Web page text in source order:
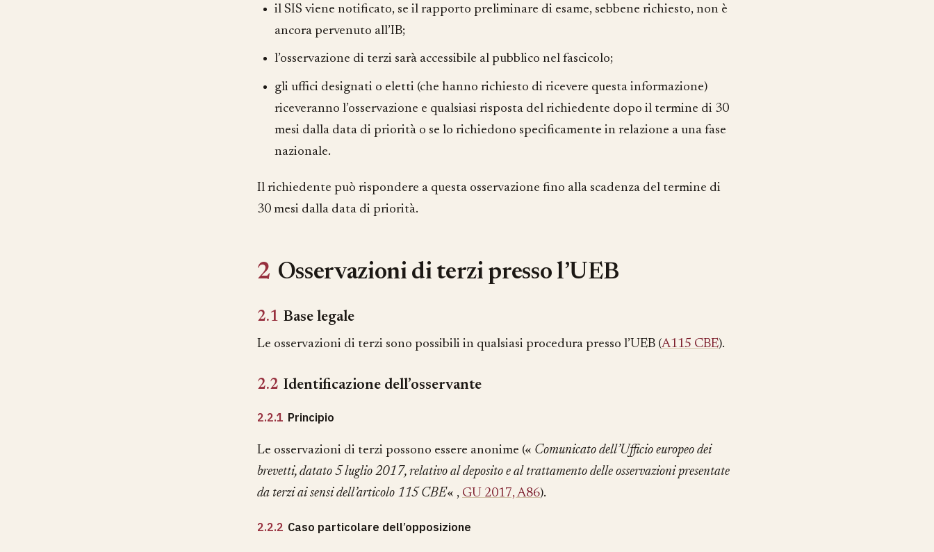
il SIS viene notificato, se il rapporto preliminare di esame, sebbene richiesto, non è
ancora pervenuto all’IB;
l’osservazione di terzi sarà accessibile al pubblico nel fascicolo;
gli uffici designati o eletti (che hanno richiesto di ricevere questa informazione)
riceveranno l’osservazione e qualsiasi risposta del richiedente dopo il termine di 30
mesi dalla data di priorità o se lo richiedono specificamente in relazione a una fase
nazionale.
Il richiedente può rispondere a questa osservazione fino alla scadenza del termine di
30 mesi dalla data di priorità.
2 Osservazioni di terzi presso l’UEB
2.1 Base legale
Le osservazioni di terzi sono possibili in qualsiasi procedura presso l’UEB (A115 CBE).
2.2 Identificazione dell’osservante
2.2.1 Principio
Le osservazioni di terzi possono essere anonime (« Comunicato dell’Ufficio europeo dei
brevetti, datato 5 luglio 2017, relativo al deposito e al trattamento delle osservazioni presentate
da terzi ai sensi dell’articolo 115 CBE« , GU 2017, A86).
2.2.2 Caso particolare dell’opposizione